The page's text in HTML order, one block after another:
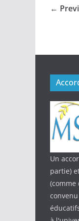
←
Un
partie)
(comme